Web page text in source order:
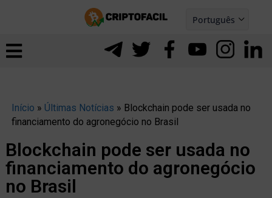
Português
Español
Início » Últimas Notícias » Blockchain pode ser usada no
financiamento do agronegócio no Brasil
Blockchain pode ser usada no
financiamento do agronegócio
no Brasil